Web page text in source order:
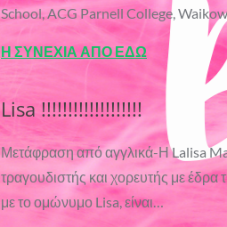
School, ACG Parnell College,
Η ΣΥΝΕΧΙΑ ΑΠΟ ΕΔΩ
Lisa !!!!!!!!!!!!!!!!!!!
Μετάφραση από αγγλικά-Η Lalisa
τραγουδιστής και χορευτής με
με το ομώνυμο Lisa, είναι…